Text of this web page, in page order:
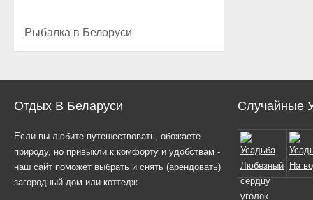
Рыбалка в Белоруси
Отдых В Беларуси
Если вы любите путешествовать, обожаете
природу, но привыкли к комфорту и удобствам -
наш сайт поможет выбрать и снять (арендовать)
загородный дом или коттедж.
Случайные